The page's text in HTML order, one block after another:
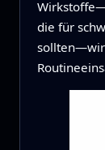
die für